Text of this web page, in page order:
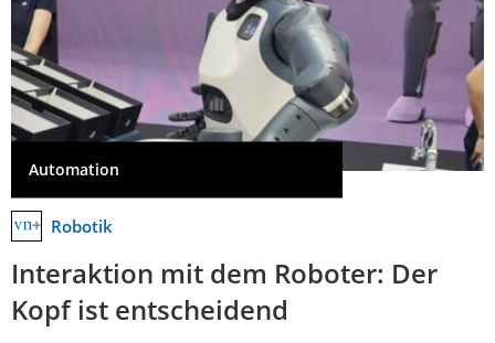
Automation
Robotik
Interaktion mit dem Roboter: Der
Kopf ist entscheidend